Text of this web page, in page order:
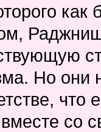
как
Но они
что
со